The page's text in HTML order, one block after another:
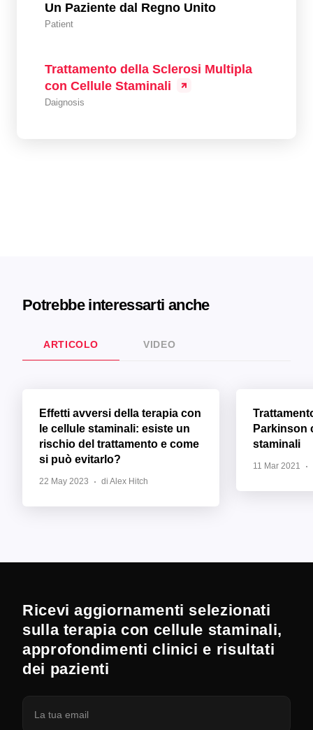
Un Paziente dal Regno Unito
Patient
Trattamento della Sclerosi Multipla
con Cellule Staminali
Daignosis
Potrebbe interessarti anche
ARTICOLO VIDEO
Effetti avversi della terapia con
le cellule staminali: esiste un
rischio del trattamento e come
si può evitarlo?
22 May 2023 di Alex Hitch
Parkinson
staminali
11 Mar 2021
Ricevi aggiornamenti selezionati
sulla terapia con cellule staminali,
approfondimenti clinici e risultati
dei pazienti